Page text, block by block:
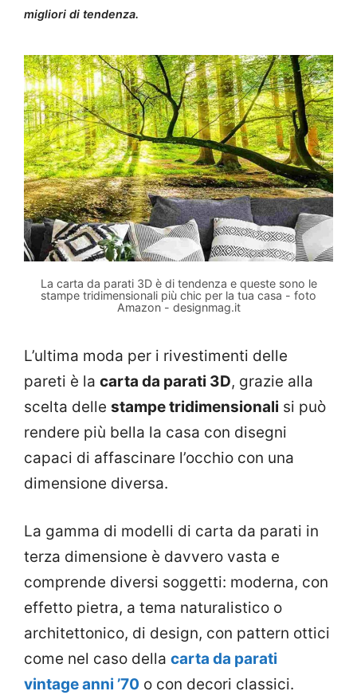
migliori di tendenza.
La carta da parati 3D è di tendenza e queste sono le
stampe tridimensionali più chic per la tua casa - foto
Amazon - designmag.it
L’ultima moda per i rivestimenti delle
pareti è la carta da parati 3D, grazie alla
scelta delle stampe tridimensionali si può
rendere più bella la casa con disegni
capaci di affascinare l’occhio con una
dimensione diversa.
La gamma di modelli di carta da parati in
terza dimensione è davvero vasta e
comprende diversi soggetti: moderna, con
effetto pietra, a tema naturalistico o
architettonico, di design, con pattern ottici
come nel caso della carta da parati
vintage anni ’70 o con decori classici.